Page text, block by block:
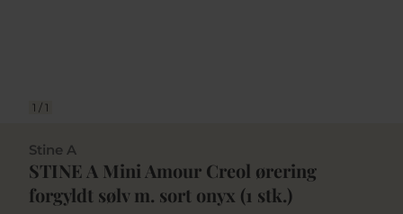
1 / 1
Stine A
STINE A Mini Amour Creol ørering
forgyldt sølv m. sort onyx (1 stk.)